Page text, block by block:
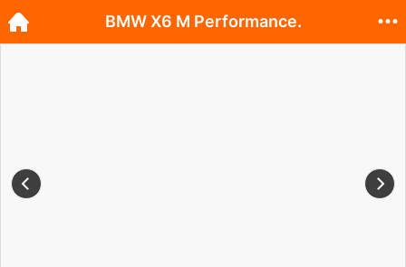
BMW X6 M Performance.